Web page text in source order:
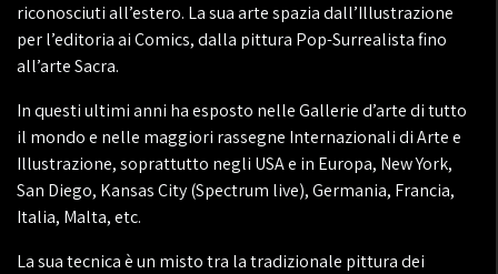
riconosciuti all’estero. La sua arte spazia dall’Illustrazione
per l’editoria ai Comics, dalla pittura Pop-Surrealista fino
all’arte Sacra.
In questi ultimi anni ha esposto nelle Gallerie d’arte di tutto
il mondo e nelle maggiori rassegne Internazionali di Arte e
Illustrazione, soprattutto negli USA e in Europa, New York,
San Diego, Kansas City (Spectrum live), Germania, Francia,
Italia, Malta, etc.
La sua tecnica è un misto tra la tradizionale pittura dei